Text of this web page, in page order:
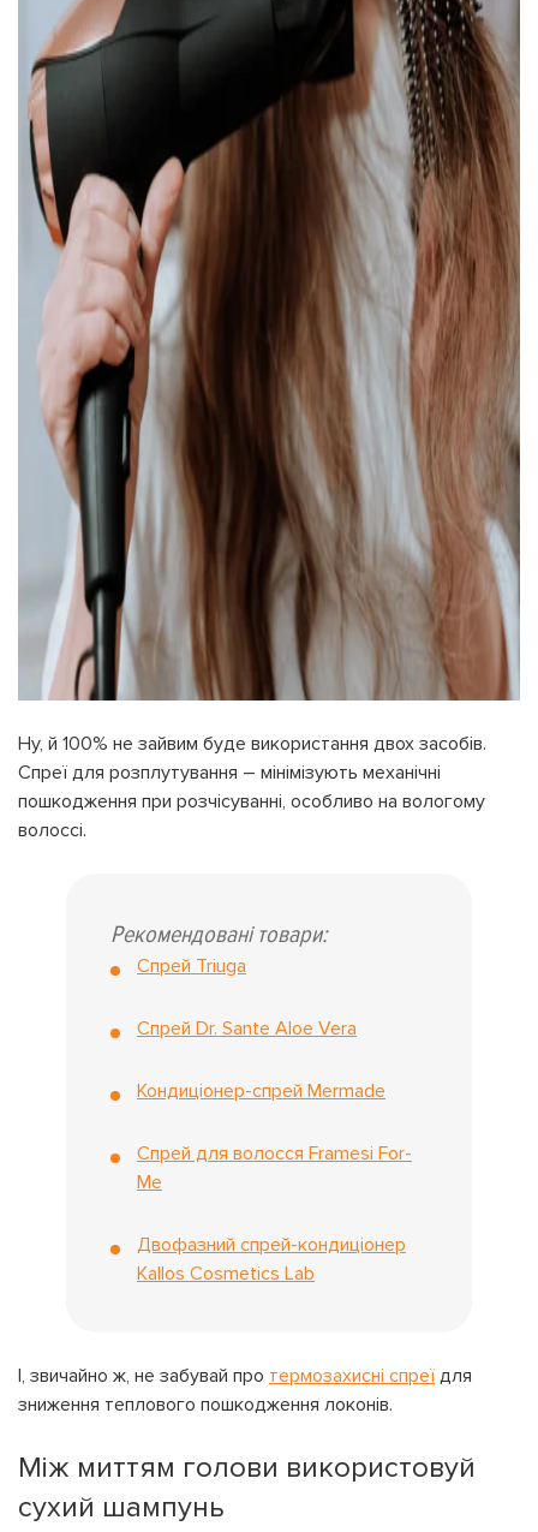
Ну, й 100% не зайвим буде використання двох засобів.
Спреї для розплутування – мінімізують механічні
пошкодження при розчісуванні, особливо на вологому
волоссі.
Рекомендовані товари:
Спрей Triuga
Спрей Dr. Sante Aloe Vera
Кондиціонер-спрей Mermade
Спрей для волосся Framesi For-
Me
Двофазний спрей-кондиціонер
Kallos Cosmetics Lab
І, звичайно ж, не забувай про термозахисні спреї для
зниження теплового пошкодження локонів.
Між миттям голови використовуй
сухий шампунь